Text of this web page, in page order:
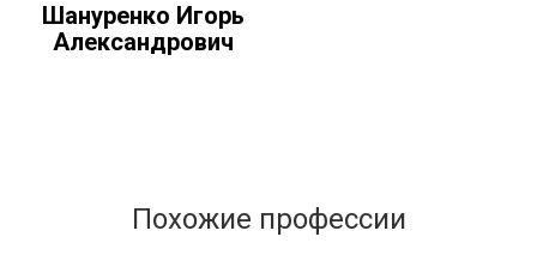
Шануренко Игорь
Александрович
Похожие профессии